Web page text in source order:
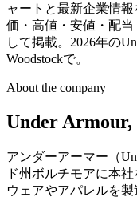
ャートと最新企業情
価・高値・安値・配
して掲載。2026年の
Woodstockで。
About the company
Under Armour,
アンダーアーマー（
ド州ボルチモアに本
ウェアやアパレルを製